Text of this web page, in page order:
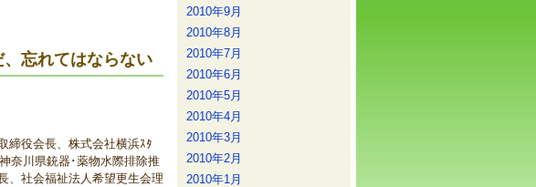
忘れてはならない
締役会長、株式会社横浜ｽﾀ
奈川県銃器･薬物水際排除推
、社会福祉法人希望更生会理
2010年9月
2010年8月
2010年7月
2010年6月
2010年5月
2010年4月
2010年3月
2010年2月
2010年1月